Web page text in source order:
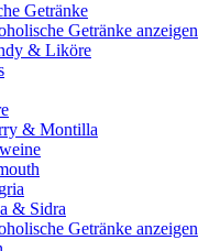
Getränke
Getränke anzeigen
& Liköre
& Montilla
& Sidra
Getränke anzeigen